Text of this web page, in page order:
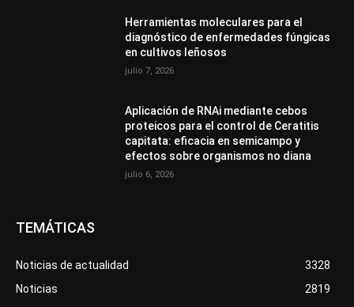
Herramientas moleculares para el
diagnóstico de enfermedades fúngicas
en cultivos leñosos
julio 7, 2026
Aplicación de RNAi mediante cebos
proteicos para el control de Ceratitis
capitata: eficacia en semicampo y
efectos sobre organismos no diana
julio 6, 2026
TEMÁTICAS
Noticias de actualidad
3328
Noticias
2819